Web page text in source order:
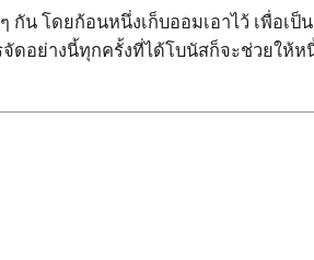
น โดยก้อนหนึ่งเก็บออมเอาไว้ เพื่อเ
ดอย่างนี้ทุกครั้งที่ได้โบนัสก็จะช่วยให้